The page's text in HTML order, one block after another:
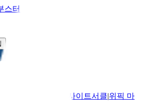
스터
위픽 인사이트서클|위픽 마